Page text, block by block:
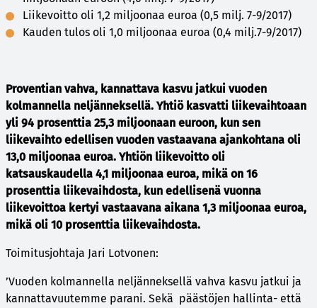
Liikevoitto oli 1,2 miljoonaa euroa (0,5 milj. 7-9/2017)
Kauden tulos oli 1,0 miljoonaa euroa (0,4 milj.7-9/2017)
Proventian vahva, kannattava kasvu jatkui vuoden
kolmannella neljänneksellä. Yhtiö kasvatti liikevaihtoaan
yli 94 prosenttia 25,3 miljoonaan euroon, kun sen
liikevaihto edellisen vuoden vastaavana ajankohtana oli
13,0 miljoonaa euroa. Yhtiön liikevoitto oli
katsauskaudella 4,1 miljoonaa euroa, mikä on 16
prosenttia liikevaihdosta, kun edellisenä vuonna
liikevoittoa kertyi vastaavana aikana 1,3 miljoonaa euroa,
mikä oli 10 prosenttia liikevaihdosta.
Toimitusjohtaja Jari Lotvonen:
’Vuoden kolmannella neljänneksellä vahva kasvu jatkui ja
kannattavuutemme parani. Sekä päästöjen hallinta- että